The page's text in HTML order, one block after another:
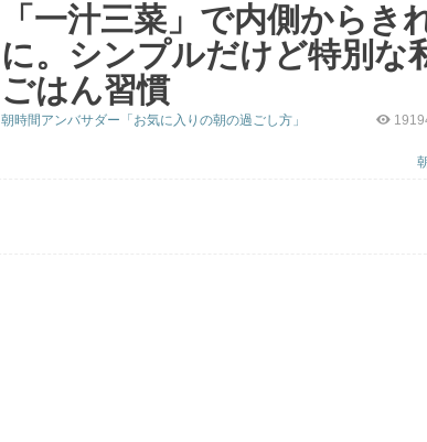
「一汁三菜」で内側からき
に。シンプルだけど特別な
ごはん習慣
朝時間アンバサダー「お気に入りの朝の過ごし方」